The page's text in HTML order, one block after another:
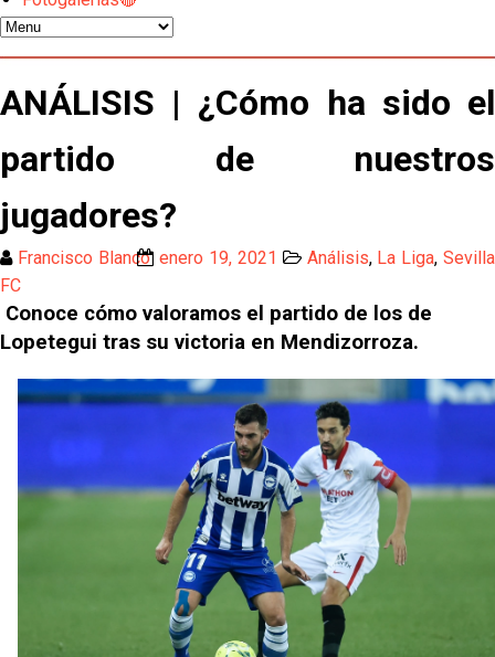
temporada pasada”
El Sevilla FC empieza a inscribir a los nuevos
fichajes
García
Análisis I Quién es y cómo juega Fran González
Endrick y Marc Bernal protagonizan las ofertas más
destacadas del día
El Sevilla Juvenil A última detalles en Canarias para
La cita ante el Espanyol a domicilio ya tiene horario
El dato que destaca a Agoumé entre las cinco
grandes ligas
Juanlu de vuelta a Sevilla para cerrar su fichaje a la
El Granada negocia con el Sevilla FC por Alberto
Flores
ANÁLISIS | ¿Cómo ha sido el
partido de nuestros
jugadores?
Francisco Blanco enero 19, 2021 Análisis, La Liga,Sevilla
FC
Conoce cómo valoramos el partido de los de
Lopetegui tras su victoria en Mendizorroza.